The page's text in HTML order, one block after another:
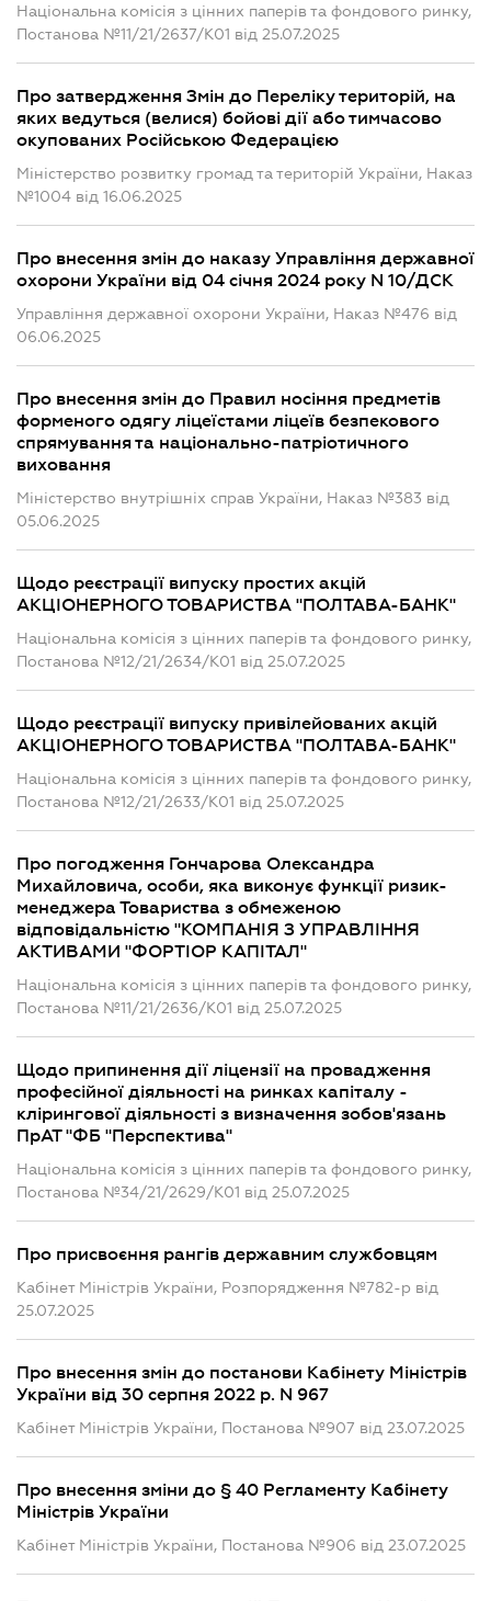
Національна комісія з цінних паперів та фондового ринку,
Постанова №11/21/2637/К01 від 25.07.2025
Про затвердження Змін до Переліку територій, на
яких ведуться (велися) бойові дії або тимчасово
окупованих Російською Федерацією
Міністерство розвитку громад та територій України, Наказ
№1004 від 16.06.2025
Про внесення змін до наказу Управління державної
охорони України від 04 січня 2024 року N 10/ДСК
Управління державної охорони України, Наказ №476 від
06.06.2025
Про внесення змін до Правил носіння предметів
форменого одягу ліцеїстами ліцеїв безпекового
спрямування та національно-патріотичного
виховання
Міністерство внутрішніх справ України, Наказ №383 від
05.06.2025
Щодо реєстрації випуску простих акцій
АКЦІОНЕРНОГО ТОВАРИСТВА "ПОЛТАВА-БАНК"
Національна комісія з цінних паперів та фондового ринку,
Постанова №12/21/2634/К01 від 25.07.2025
Щодо реєстрації випуску привілейованих акцій
АКЦІОНЕРНОГО ТОВАРИСТВА "ПОЛТАВА-БАНК"
Національна комісія з цінних паперів та фондового ринку,
Постанова №12/21/2633/К01 від 25.07.2025
Про погодження Гончарова Олександра
Михайловича, особи, яка виконує функції ризик-
менеджера Товариства з обмеженою
відповідальністю "КОМПАНІЯ З УПРАВЛІННЯ
АКТИВАМИ "ФОРТІОР КАПІТАЛ"
Національна комісія з цінних паперів та фондового ринку,
Постанова №11/21/2636/К01 від 25.07.2025
Щодо припинення дії ліцензії на провадження
професійної діяльності на ринках капіталу -
клірингової діяльності з визначення зобов'язань
ПрАТ "ФБ "Перспектива"
Національна комісія з цінних паперів та фондового ринку,
Постанова №34/21/2629/К01 від 25.07.2025
Про присвоєння рангів державним службовцям
Кабінет Міністрів України, Розпорядження №782-р від
25.07.2025
Про внесення змін до постанови Кабінету Міністрів
України від 30 серпня 2022 р. N 967
Кабінет Міністрів України, Постанова №907 від 23.07.2025
Про внесення зміни до § 40 Регламенту Кабінету
Міністрів України
Кабінет Міністрів України, Постанова №906 від 23.07.2025